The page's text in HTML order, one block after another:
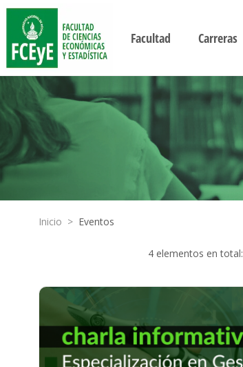
Facultad Carreras
Inicio > Eventos
4 elementos en total: